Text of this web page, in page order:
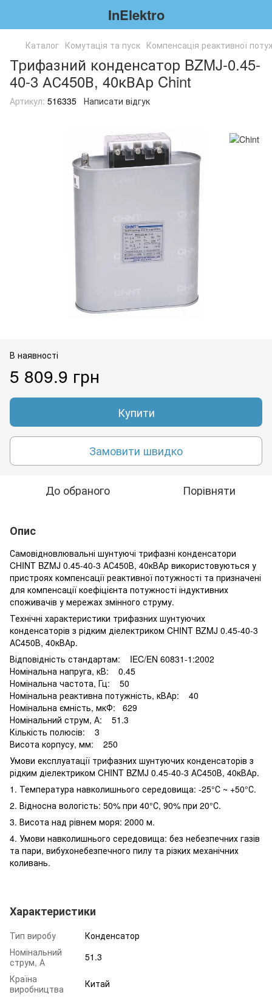
InElektro
Каталог Комутація та пуск Компенсація реактивної
Трифазний конденсатор BZMJ-0.45-
40-3 АС450В, 40кВАр Chint
Артикул: 516335 Написати відгук
В наявності
5 809.9 грн
Купити
Замовити швидко
До обраного Порівняти
Опис
Самовідновлювальні шунтуючі трифазні конденсатори
CHINT BZMJ 0.45-40-3 АС450В, 40кВАр використовуються у
пристроях компенсації реактивної потужності та призначені
для компенсації коефіцієнта потужності індуктивних
споживачів у мережах змінного струму.
Технічні характеристики трифазних шунтуючих
конденсаторів з рідким діелектриком CHINT BZMJ 0.45-40-3
АС450В, 40кВАр.
Відповідність стандартам: IEC/EN 60831-1:2002
Номінальна напруга, кВ: 0.45
Номінальна частота, Гц: 50
Номінальна реактивна потужність, кВАр: 40
Номінальна ємність, мкФ: 629
Номінальний струм, А: 51.3
Кількість полюсів: 3
Висота корпусу, мм: 250
Умови експлуатації трифазних шунтуючих конденсаторів з
рідким діелектриком CHINT BZMJ 0.45-40-3 АС450В, 40кВАр.
1. Температура навколишнього середовища: -25°С ~ +50°С.
2. Відносна вологість: 50% при 40°С, 90% при 20°С.
3. Висота над рівнем моря: 2000 м.
4. Умови навколишнього середовища: без небезпечних газів
та пари, вибухонебезпечного пилу та різких механічних
коливань.
Характеристики
Тип виробу
Конденсатор
Номінальний
струм, А
51.3
Країна
виробництва
Китай